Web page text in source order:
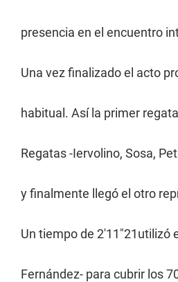
presencia en el encuentro
Una vez finalizado el acto
habitual. Así la primer
Regatas -Iervolino, Sosa,
y finalmente llegó el otro
Un tiempo de 2'11"21utilizó
Fernández- para cubrir los